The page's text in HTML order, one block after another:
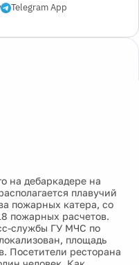
Telegram App
на дебаркадере на
плавучий
пожарных катера, со
пожарных расчетов.
службы ГУ МЧС по
площадь
Посетители ресторана